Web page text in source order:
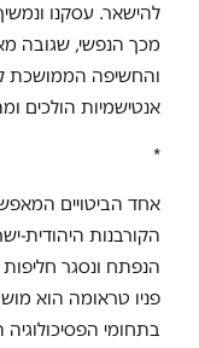
להישאר. עסקנו
מכך הנפשי, שגובה
והחשיפה הממושכת
אנטישמיות הולכים
*
אחד הביטויים
הקורבנות היהודית-
הנפתח ונסגר
פניו טראומה הוא
בתחומי הפסיכולוגיה